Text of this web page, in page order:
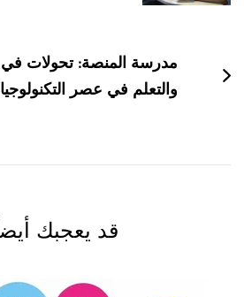
مدرسة المنصة: تحولات في
والتعلم في عصر التكنولوجيا
قد يعجبك